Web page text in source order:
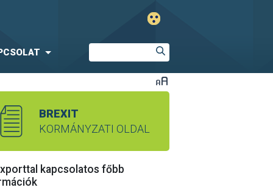
BREXIT
KORMÁNYZATI OLDAL
kapcsolatos főbb